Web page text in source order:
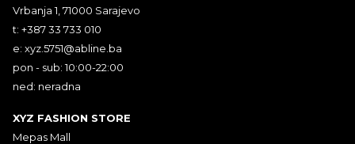
Vrbanja 1, 71000 Sarajevo
t: +387 33 733 010
e: xyz.5751@abline.ba
pon - sub: 10:00-22:00
ned: neradna
XYZ FASHION STORE
Mepas Mall